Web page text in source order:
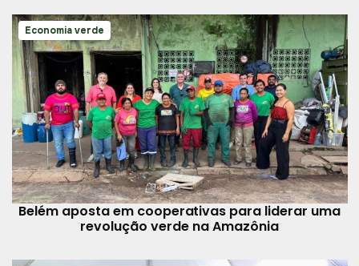
Economia verde
Belém aposta em cooperativas para liderar uma
revolução verde na Amazônia